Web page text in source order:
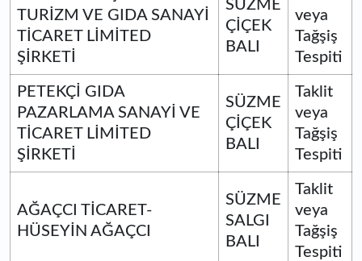
TURİZM VE GIDA SANAYİ
TİCARET LİMİTED
ŞİRKETİ
SÜZME
ÇİÇEK
BALI
veya
Tağşiş
Tespiti
PETEKÇİ GIDA
PAZARLAMA SANAYİ VE
TİCARET LİMİTED
ŞİRKETİ
SÜZME
ÇİÇEK
BALI
Taklit
veya
Tağşiş
Tespiti
AĞAÇCI TİCARET-
HÜSEYİN AĞAÇCI
SÜZME
SALGI
BALI
Taklit
veya
Tağşiş
Tespiti